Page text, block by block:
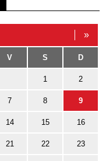
»
V S D
1 2
7 8 9
14 15 16
21 22 23